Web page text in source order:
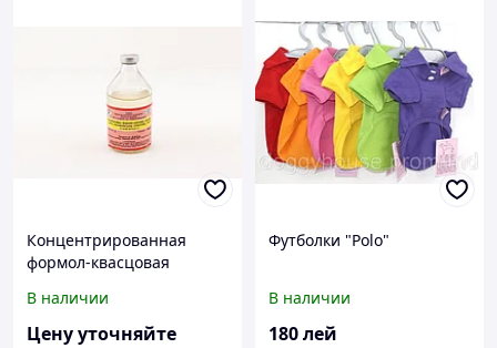
Концентрированная
формол-квасцовая
сальмонеллеза
(паратифа) телят
В наличии
Цену уточняйте
Футболки "Polo"
В наличии
180лей